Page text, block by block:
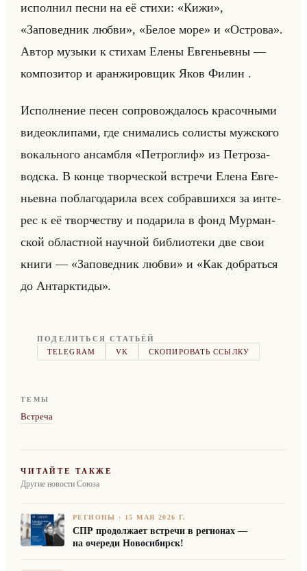
ис­пол­нил песни на её стихи: «Кижи»,
«Заповедник любви», «Белое море» и «Острова».
Автор му­зы­ки к сти­хам Елены Ев­ге­ньев­ны —
ком­по­зи­тор и аран­жи­ров­щик Яков Филин .
Ис­пол­не­ние песен со­про­вож­да­лось кра­соч­ны­ми
ви­део­кли­па­ми, где сни­ма­лись со­ли­сты муж­ско­го
во­кально­го ан­сам­бля «Петроглиф» из Пет­ро­за­
вод­ска. В конце твор­че­ской встре­чи Елена Ев­ге­
ньев­на по­бла­го­да­ри­ла всех со­брав­ших­ся за ин­те­
рес к её твор­че­ству и по­да­ри­ла в фонд Мур­ман­
ской об­ласт­ной на­уч­ной биб­лио­те­ки две свои
книги — «Заповедник любви» и «Как добраться
до Антарктиды».
ПОДЕЛИТЬСЯ СТАТЬЁЙ
TELEGRAM
VK СКОПИРОВАТЬ ССЫЛКУ
ТЕМЫ
Встреча
ЧИТАЙТЕ ТАКЖЕ
Другие новости Союза
РЕГИОНЫ · 15 МАЯ 2026 Г.
СПР продолжает встречи в регионах —
на очереди Новосибирск!